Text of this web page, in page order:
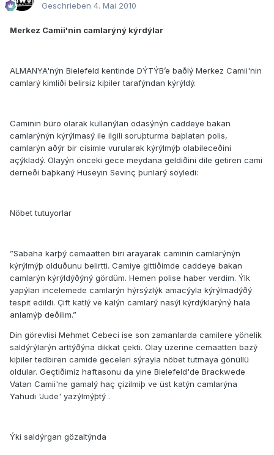
Geschrieben 4. Mai 2010
Merkez Camii'nin camlarýný kýrdýlar
ALMANYA'nýn Bielefeld kentinde DÝTÝB’e baðlý Merkez Camii'nin
camlarý kimliði belirsiz kiþiler tarafýndan kýrýldý.
Caminin büro olarak kullanýlan odasýnýn caddeye bakan
camlarýnýn kýrýlmasý ile ilgili soruþturma baþlatan polis,
camlarýn aðýr bir cisimle vurularak kýrýlmýþ olabileceðini
açýkladý. Olayýn önceki gece meydana geldiðini dile getiren cami
derneði baþkaný Hüseyin Sevinç þunlarý söyledi:
Nöbet tutuyorlar
”Sabaha karþý cemaatten biri arayarak caminin camlarýnýn
kýrýlmýþ olduðunu belirtti. Camiye gittiðimde caddeye bakan
camlarýn kýrýldýðýný gördüm. Hemen polise haber verdim. Ýlk
yapýlan incelemede camlarýn hýrsýzlýk amacýyla kýrýlmadýðý
tespit edildi. Çift katlý ve kalýn camlarý nasýl kýrdýklarýný hala
anlamýþ deðilim.”
Din görevlisi Mehmet Cebeci ise son zamanlarda camilere yönelik
saldýrýlarýn arttýðýna dikkat çekti. Olay üzerine cemaatten bazý
kiþiler tedbiren camide geceleri sýrayla nöbet tutmaya gönüllü
oldular. Geçtiðimiz haftasonu da yine Bielefeld'de Brackwede
Vatan Camii'ne gamalý haç çizilmiþ ve üst katýn camlarýna
Yahudi 'Jude' yazýlmýþtý .
Ýki saldýrgan gözaltýnda